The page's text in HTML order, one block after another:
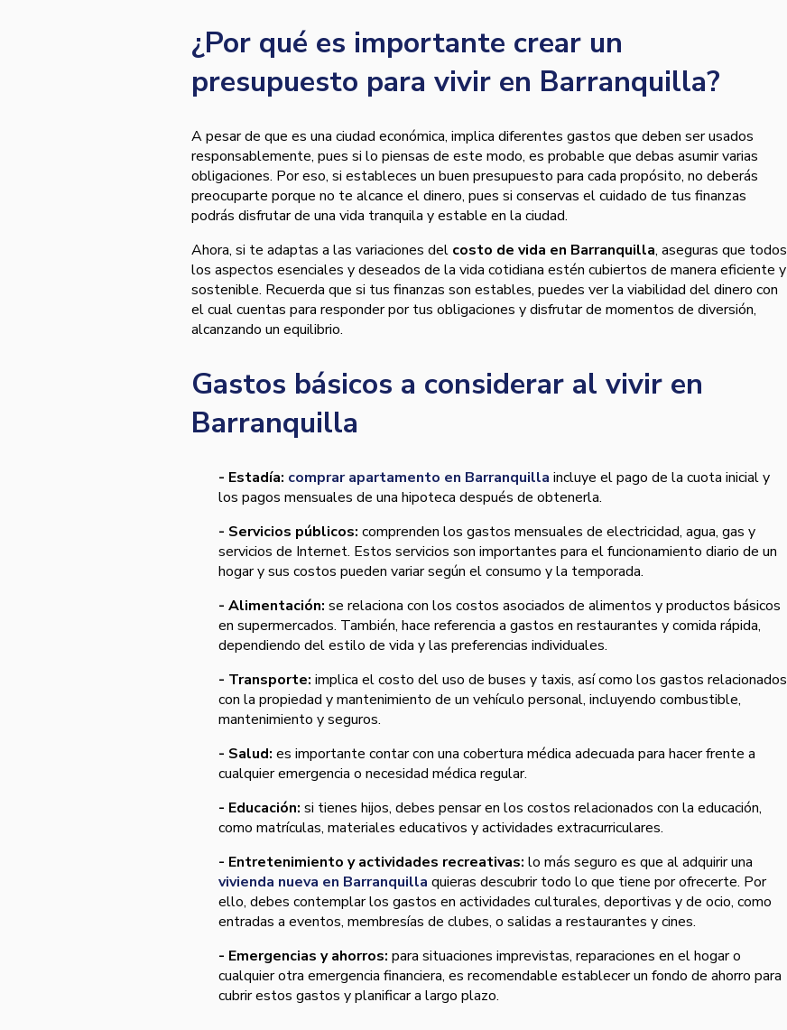
¿Por qué es importante crear un
presupuesto para vivir en Barranquilla?
A pesar de que es una ciudad económica, implica diferentes gastos que deben ser usados
responsablemente, pues si lo piensas de este modo, es probable que debas asumir varias
obligaciones. Por eso, si estableces un buen presupuesto para cada propósito, no deberás
preocuparte porque no te alcance el dinero, pues si conservas el cuidado de tus finanzas
podrás disfrutar de una vida tranquila y estable en la ciudad.
Ahora, si te adaptas a las variaciones del costo de vida en Barranquilla, aseguras que todos
los aspectos esenciales y deseados de la vida cotidiana estén cubiertos de manera eficiente y
sostenible. Recuerda que si tus finanzas son estables, puedes ver la viabilidad del dinero con
el cual cuentas para responder por tus obligaciones y disfrutar de momentos de diversión,
alcanzando un equilibrio.
Gastos básicos a considerar al vivir en
Barranquilla
- Estadía: comprar apartamento en Barranquilla incluye el pago de la cuota inicial y
los pagos mensuales de una hipoteca después de obtenerla.
- Servicios públicos: comprenden los gastos mensuales de electricidad, agua, gas y
servicios de Internet. Estos servicios son importantes para el funcionamiento diario de un
hogar y sus costos pueden variar según el consumo y la temporada.
- Alimentación: se relaciona con los costos asociados de alimentos y productos básicos
en supermercados. También, hace referencia a gastos en restaurantes y comida rápida,
dependiendo del estilo de vida y las preferencias individuales.
- Transporte: implica el costo del uso de buses y taxis, así como los gastos relacionados
con la propiedad y mantenimiento de un vehículo personal, incluyendo combustible,
mantenimiento y seguros.
- Salud: es importante contar con una cobertura médica adecuada para hacer frente a
cualquier emergencia o necesidad médica regular.
- Educación: si tienes hijos, debes pensar en los costos relacionados con la educación,
como matrículas, materiales educativos y actividades extracurriculares.
- Entretenimiento y actividades recreativas: lo más seguro es que al adquirir una
vivienda nueva en Barranquilla quieras descubrir todo lo que tiene por ofrecerte. Por
ello, debes contemplar los gastos en actividades culturales, deportivas y de ocio, como
entradas a eventos, membresías de clubes, o salidas a restaurantes y cines.
- Emergencias y ahorros: para situaciones imprevistas, reparaciones en el hogar o
cualquier otra emergencia financiera, es recomendable establecer un fondo de ahorro para
cubrir estos gastos y planificar a largo plazo.